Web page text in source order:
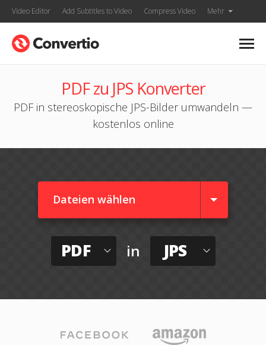
Video Editor Add Subtitles to Video Compress Video Mehr
PDF zu JPS Konverter
PDF in stereoskopische JPS-Bilder umwandeln —
kostenlos online
Dateien wählen
PDF in JPS